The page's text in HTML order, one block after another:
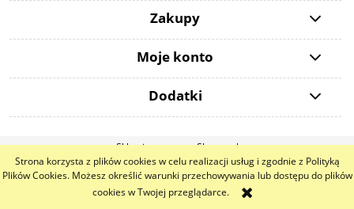
Strona korzysta z plików cookies w celu realizacji usług i zgodnie z Polityką
Plików Cookies. Możesz określić warunki przechowywania lub dostępu do plików
cookies w Twojej przeglądarce.
Zakupy
Moje konto
Dodatki
Sklep internetowy Shoper.pl